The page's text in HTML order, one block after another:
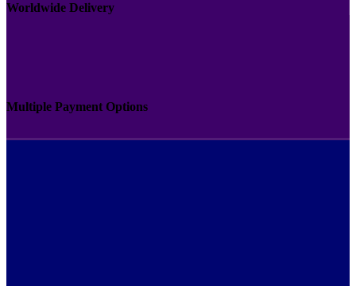
Worldwide Delivery
Multiple Payment Options